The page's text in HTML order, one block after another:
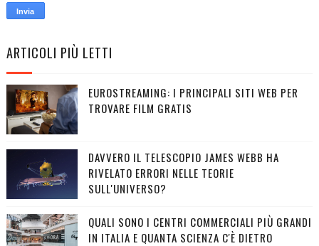
ARTICOLI PIÙ LETTI
EUROSTREAMING: I PRINCIPALI SITI WEB PER
TROVARE FILM GRATIS
DAVVERO IL TELESCOPIO JAMES WEBB HA
RIVELATO ERRORI NELLE TEORIE
SULL'UNIVERSO?
QUALI SONO I CENTRI COMMERCIALI PIÙ GRANDI
IN ITALIA E QUANTA SCIENZA C'È DIETRO